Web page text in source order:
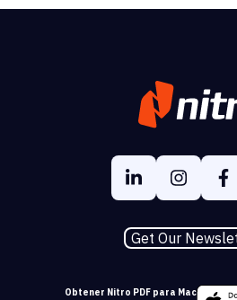
Get Our
Obtener Nitro PDF para Mac